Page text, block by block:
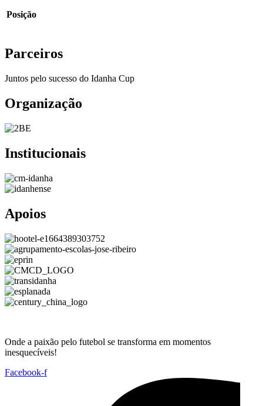
Posição
Parceiros
Juntos pelo sucesso do Idanha Cup
Organização
Institucionais
Apoios
Onde a paixão pelo futebol se transforma em momentos
inesquecíveis!
Facebook-f